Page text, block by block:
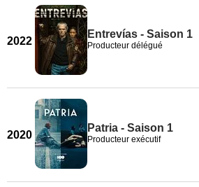
2022
Entrevías - Saison 1
Producteur délégué
2020
Patria - Saison 1
Producteur exécutif